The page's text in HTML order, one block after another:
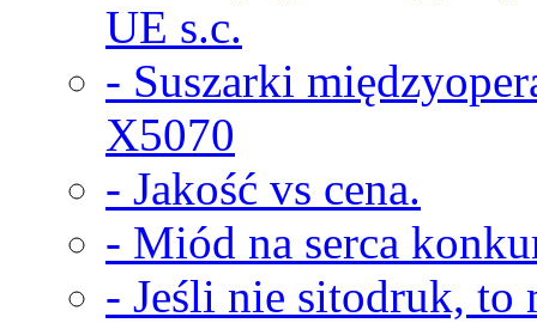
UE s.c.
- Suszarki
X5070
- Jakość vs cena.
- Miód na serca
- Jeśli nie sitodruk, to